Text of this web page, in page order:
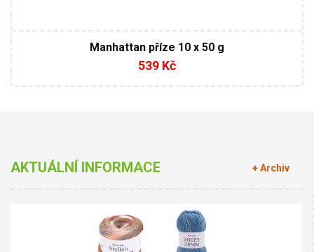
Manhattan příze 10 x 50 g
539 Kč
AKTUÁLNÍ INFORMACE + Archiv